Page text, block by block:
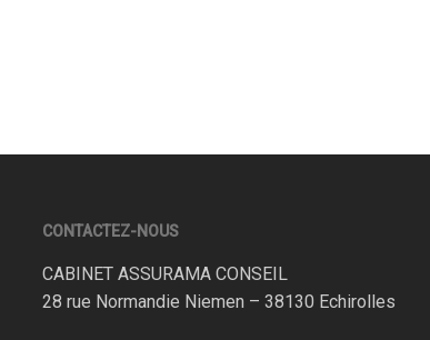
CONTACTEZ-NOUS
CABINET ASSURAMA CONSEIL
28 rue Normandie Niemen – 38130 Echirolles